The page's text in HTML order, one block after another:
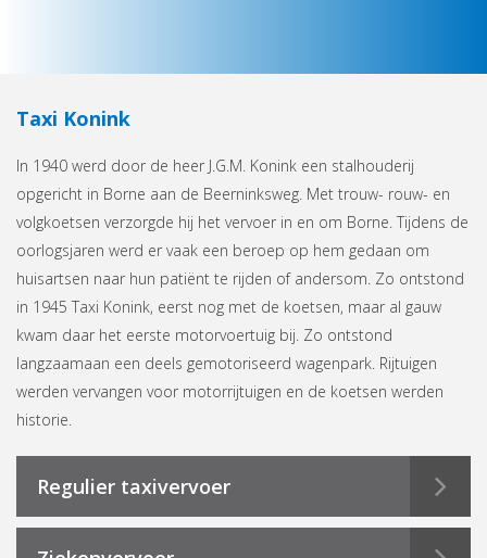
Taxi Konink
In 1940 werd door de heer J.G.M. Konink een stalhouderij
opgericht in Borne aan de Beerninksweg. Met trouw- rouw- en
volgkoetsen verzorgde hij het vervoer in en om Borne. Tijdens de
oorlogsjaren werd er vaak een beroep op hem gedaan om
huisartsen naar hun patiënt te rijden of andersom. Zo ontstond
in 1945 Taxi Konink, eerst nog met de koetsen, maar al gauw
kwam daar het eerste motorvoertuig bij. Zo ontstond
langzaamaan een deels gemotoriseerd wagenpark. Rijtuigen
werden vervangen voor motorrijtuigen en de koetsen werden
historie.
Regulier taxivervoer